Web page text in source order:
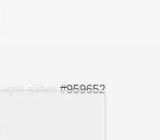
siden #959652